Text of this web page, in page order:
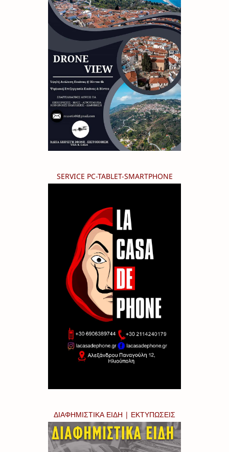
SERVICE PC-TABLET-SMARTPHONE
ΔΙΑΦΗΜΙΣΤΙΚΑ ΕΙΔΗ | ΕΚΤΥΠΩΣΕΙΣ